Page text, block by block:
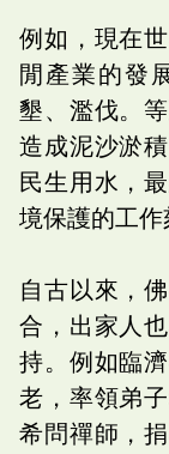
例如，現在
閒產業的發
墾、濫伐。
造成泥沙淤
民生用水，
境保護的工作
自古以來，
合，出家人
持。例如臨
老，率領弟
希問禪師，